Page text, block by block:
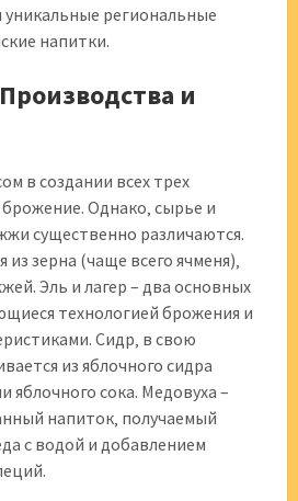
уникальные региональные
напитки.
и
в создании всех трех
Однако‚ сырье и
существенно различаются.
зерна (чаще всего ячменя)‚
Эль и лагер – два основных
технологией брожения и
Сидр‚ в свою
из яблочного сидра
яблочного сока. Медовуха –
напиток‚ получаемый
с водой и добавлением